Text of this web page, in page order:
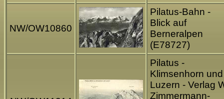
NW/OW10860
Pilatus-Bahn -
Blick auf
Berneralpen
(E78727)
Pilatus -
Klimsenhorn und
Luzern - Verlag
Zimmermann-